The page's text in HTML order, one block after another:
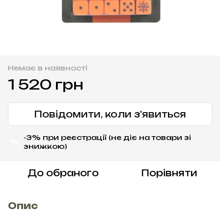
Немає в наявності
1 520 грн
Повідомити, коли з'явиться
-3% при реєстрації (не діє на товари зі
знижкою)
До обраного Порівняти
Опис